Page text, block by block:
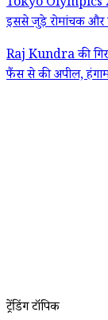
इससे जुड़े रोमांचक और
Raj Kundra की
फैंस से की अपील,
ट्रेंडिंग टॉपिक